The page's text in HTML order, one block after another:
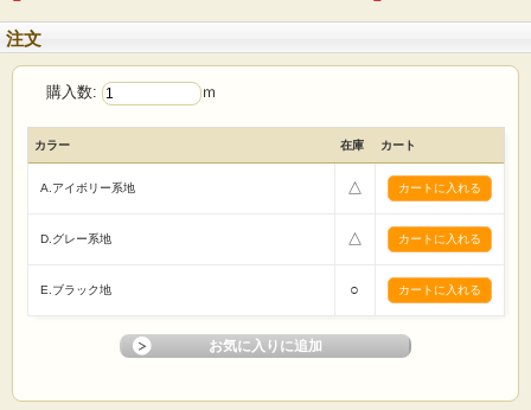
1mの場合→「1」 5mの場合→「5」
とご入力の程 宜しくお願いたします。
☆1点のご注文に対して、基本的に生地はつながった状態で送らせていただきま
☆画面上で見た色と実際の商品の色とは、写真撮影時の光源 またはお客様がお使
☆ロット違いで、反が異なると僅かに色・風合いが違う場合がありますので縫製
反毎に行う様お願い致します。
☆反物(基本的には丸巻36m)でお買い上げの場合は卸価格販売させていただきま
す。
まずはお気軽にメール・お電話でお問い合わせください。
注文
購入数: ｍ
カラー 在庫 カート
A.アイボリー系地 △
D.グレー系地 △
E.ブラック地 ○